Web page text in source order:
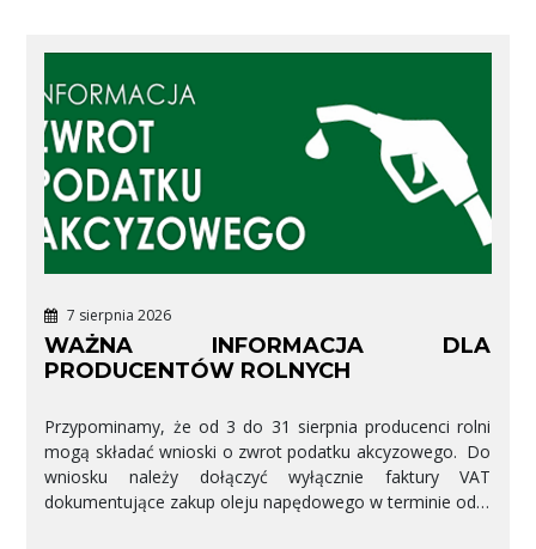
7 sierpnia 2026
WAŻNA INFORMACJA DLA
PRODUCENTÓW ROLNYCH
Przypominamy, że od 3 do 31 sierpnia producenci rolni
mogą składać wnioski o zwrot podatku akcyzowego. Do
wniosku należy dołączyć wyłącznie faktury VAT
dokumentujące zakup oleju napędowego w terminie od 1